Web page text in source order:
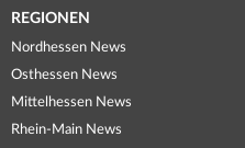
REGIONEN
Nordhessen News
Osthessen News
Mittelhessen News
Rhein-Main News